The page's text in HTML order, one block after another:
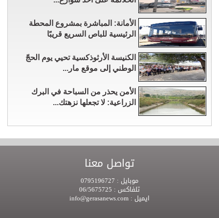
الأمانة: المباشرة بمشروع المحطة
الرئيسية للباص السريع قريبًا
الكنيسة الأرثوذكسية تحيي يوم الحجّ
الوطني إلى موقع مار...
الأمن يحذر من السباحة في البرك
الزراعية: لا تجعلها نزهتك...
تواصل معنا
موبايل :
تلفاكس :
ايميل :